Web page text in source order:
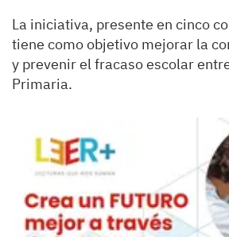
La iniciativa, presente en cinco
tiene como objetivo mejorar la
y prevenir el fracaso escolar
Primaria.